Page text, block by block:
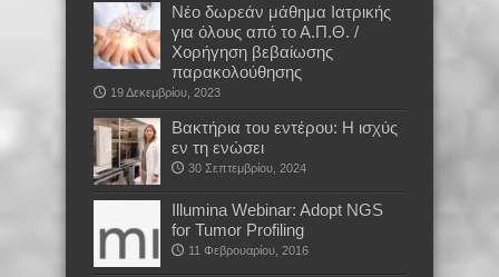
Νέο δωρεάν μάθημα Ιατρικής
για όλους από το Α.Π.Θ. /
Χορήγηση βεβαίωσης
παρακολούθησης
19 Δεκεμβρίου, 2023
Βακτήρια του εντέρου: Η ισχύς
εν τη ενώσει
30 Σεπτεμβρίου, 2024
Illumina Webinar: Adopt NGS
for Tumor Profiling
11 Φεβρουαρίου, 2016